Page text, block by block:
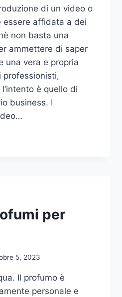
di un video o
essere affidata a dei
non basta una
ammettere di saper
una vera e propria
professionisti,
è quello di
business. I
per
5, 2023
Il profumo è
personale e